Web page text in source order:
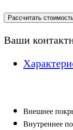
Ваши
Внешнее
Внутреннее